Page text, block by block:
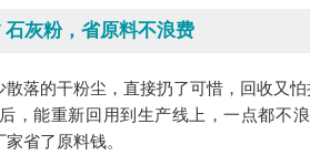
石灰粉，省原料不浪费
落的干粉尘，直接扔了可惜，回收又怕
，能重新回用到生产线上，一点都不
省了原料钱。